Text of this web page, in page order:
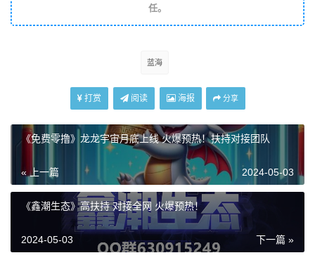
任。
蓝海
打赏 阅读 海报 分享
《免费零撸》龙龙宇宙月底上线 火爆预热！扶持对接团队
« 上一篇 2024-05-03
《鑫潮生态》高扶持 对接全网 火爆预热！
下一篇 »
2024-05-03